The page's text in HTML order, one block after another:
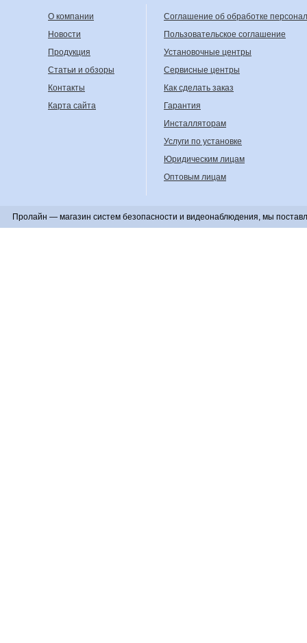
О компании
Новости
Продукция
Статьи и обзоры
Контакты
Карта сайта
Соглашение об обработке
Пользовательское соглашение
Установочные центры
Сервисные центры
Как сделать заказ
Гарантия
Инсталляторам
Услуги по установке
Юридическим лицам
Оптовым лицам
Пролайн — магазин систем безопасности и видеонаблюдения, мы